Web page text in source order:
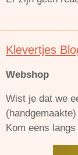
Klevertjes
Webshop
Wist je dat we
Kom eens